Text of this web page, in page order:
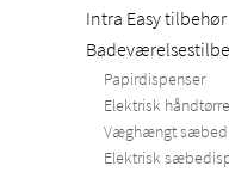
Intra Easy tilbehør
Papirdispenser
Elektrisk
Væghængt
Elektrisk